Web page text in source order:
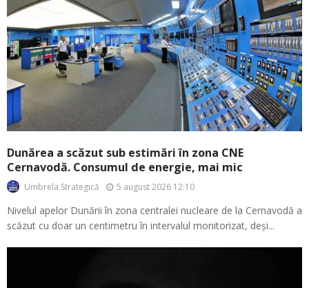
Dunărea a scăzut sub estimări în zona CNE
Cernavodă. Consumul de energie, mai mic
Umbrela Strategică 5 august 2026 12:10
Nivelul apelor Dunării în zona centralei nucleare de la Cernavodă a
scăzut cu doar un centimetru în intervalul monitorizat, deși...